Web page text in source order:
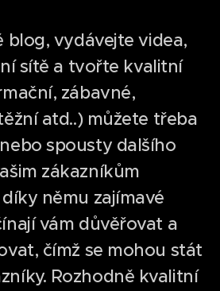
blog, vydávejte videa,
sítě a tvořte kvalitní
zábavné,
atd..) můžete třeba
spousty dalšího
zákazníkům
němu zajímavé
vám důvěřovat a
čímž se mohou stát
Rozhodně kvalitní